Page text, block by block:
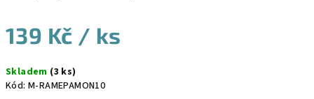
139 Kč / ks
cena:
Skladem (3 ks)
Kód: M-RAMEPAMON10